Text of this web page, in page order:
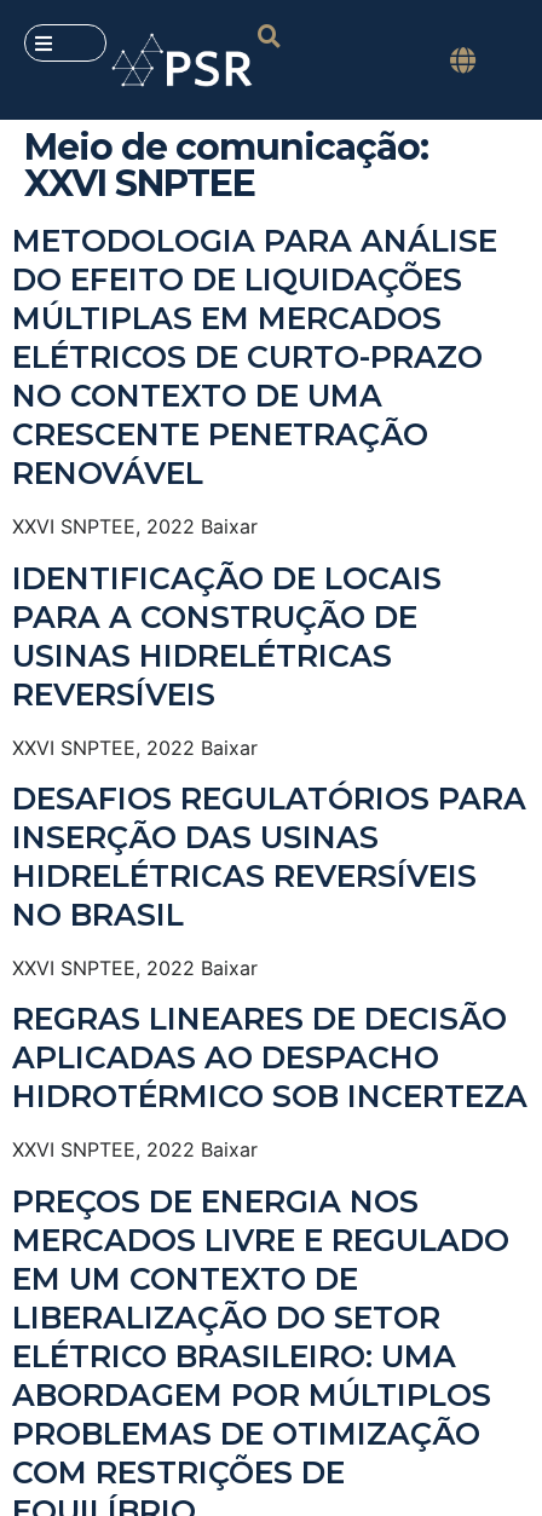
Meio de comunicação:
XXVI SNPTEE
METODOLOGIA PARA ANÁLISE
DO EFEITO DE LIQUIDAÇÕES
MÚLTIPLAS EM MERCADOS
ELÉTRICOS DE CURTO-PRAZO
NO CONTEXTO DE UMA
CRESCENTE PENETRAÇÃO
RENOVÁVEL
XXVI SNPTEE, 2022 Baixar
IDENTIFICAÇÃO DE LOCAIS
PARA A CONSTRUÇÃO DE
USINAS HIDRELÉTRICAS
REVERSÍVEIS
XXVI SNPTEE, 2022 Baixar
DESAFIOS REGULATÓRIOS PARA
INSERÇÃO DAS USINAS
HIDRELÉTRICAS REVERSÍVEIS
NO BRASIL
XXVI SNPTEE, 2022 Baixar
REGRAS LINEARES DE DECISÃO
APLICADAS AO DESPACHO
HIDROTÉRMICO SOB INCERTEZA
XXVI SNPTEE, 2022 Baixar
PREÇOS DE ENERGIA NOS
MERCADOS LIVRE E REGULADO
EM UM CONTEXTO DE
LIBERALIZAÇÃO DO SETOR
ELÉTRICO BRASILEIRO: UMA
ABORDAGEM POR MÚLTIPLOS
PROBLEMAS DE OTIMIZAÇÃO
COM RESTRIÇÕES DE